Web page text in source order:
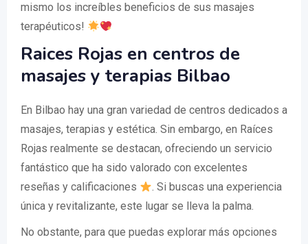
mismo los increíbles beneficios de sus masajes
terapéuticos!
Raices Rojas en centros de
masajes y terapias Bilbao
En Bilbao hay una gran variedad de centros dedicados a
masajes, terapias y estética. Sin embargo, en Raíces
Rojas realmente se destacan, ofreciendo un servicio
fantástico que ha sido valorado con excelentes
reseñas y calificaciones
. Si buscas una experiencia
única y revitalizante, este lugar se lleva la palma.
No obstante, para que puedas explorar más opciones